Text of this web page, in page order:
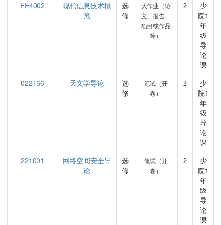
EE4002
现代信息技术概
览
选
修
大作业（论
文、报告、
项目或作品
等）
2
少
院1
年
级
导
论
课
022166
天文学导论
选
修
笔试（开
卷）
2
少
院1
年
级
导
论
课
221001
网络空间安全导
论
选
修
笔试（开
卷）
2
少
院1
年
级
导
论
课